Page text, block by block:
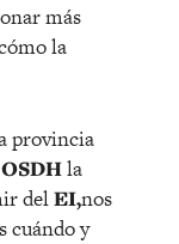
más
la
provincia
OSDHla
delEI,nos
cuándo y